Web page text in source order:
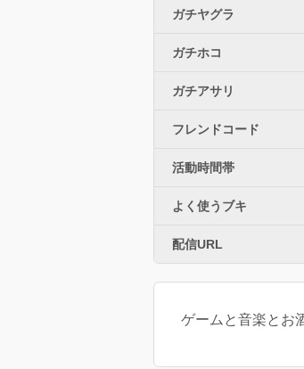
ガチヤグラ
ガチホコ
ガチアサリ
フレンドコード
活動時間帯
よく使うブキ
配信URL